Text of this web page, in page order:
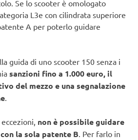
Se lo scooter è omologato
L3e con cilindrata superiore
A per poterlo guidare
guida di uno scooter 150 senza i
sanzioni fino a 1.000 euro, il
del mezzo e una segnalazione
.
non è possibile guidare
la sola patente B. Per farlo in